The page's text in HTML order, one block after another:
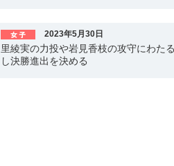
2023年5月30日
里綾実の力投や岩見香枝の攻守にわた
し決勝進出を決める